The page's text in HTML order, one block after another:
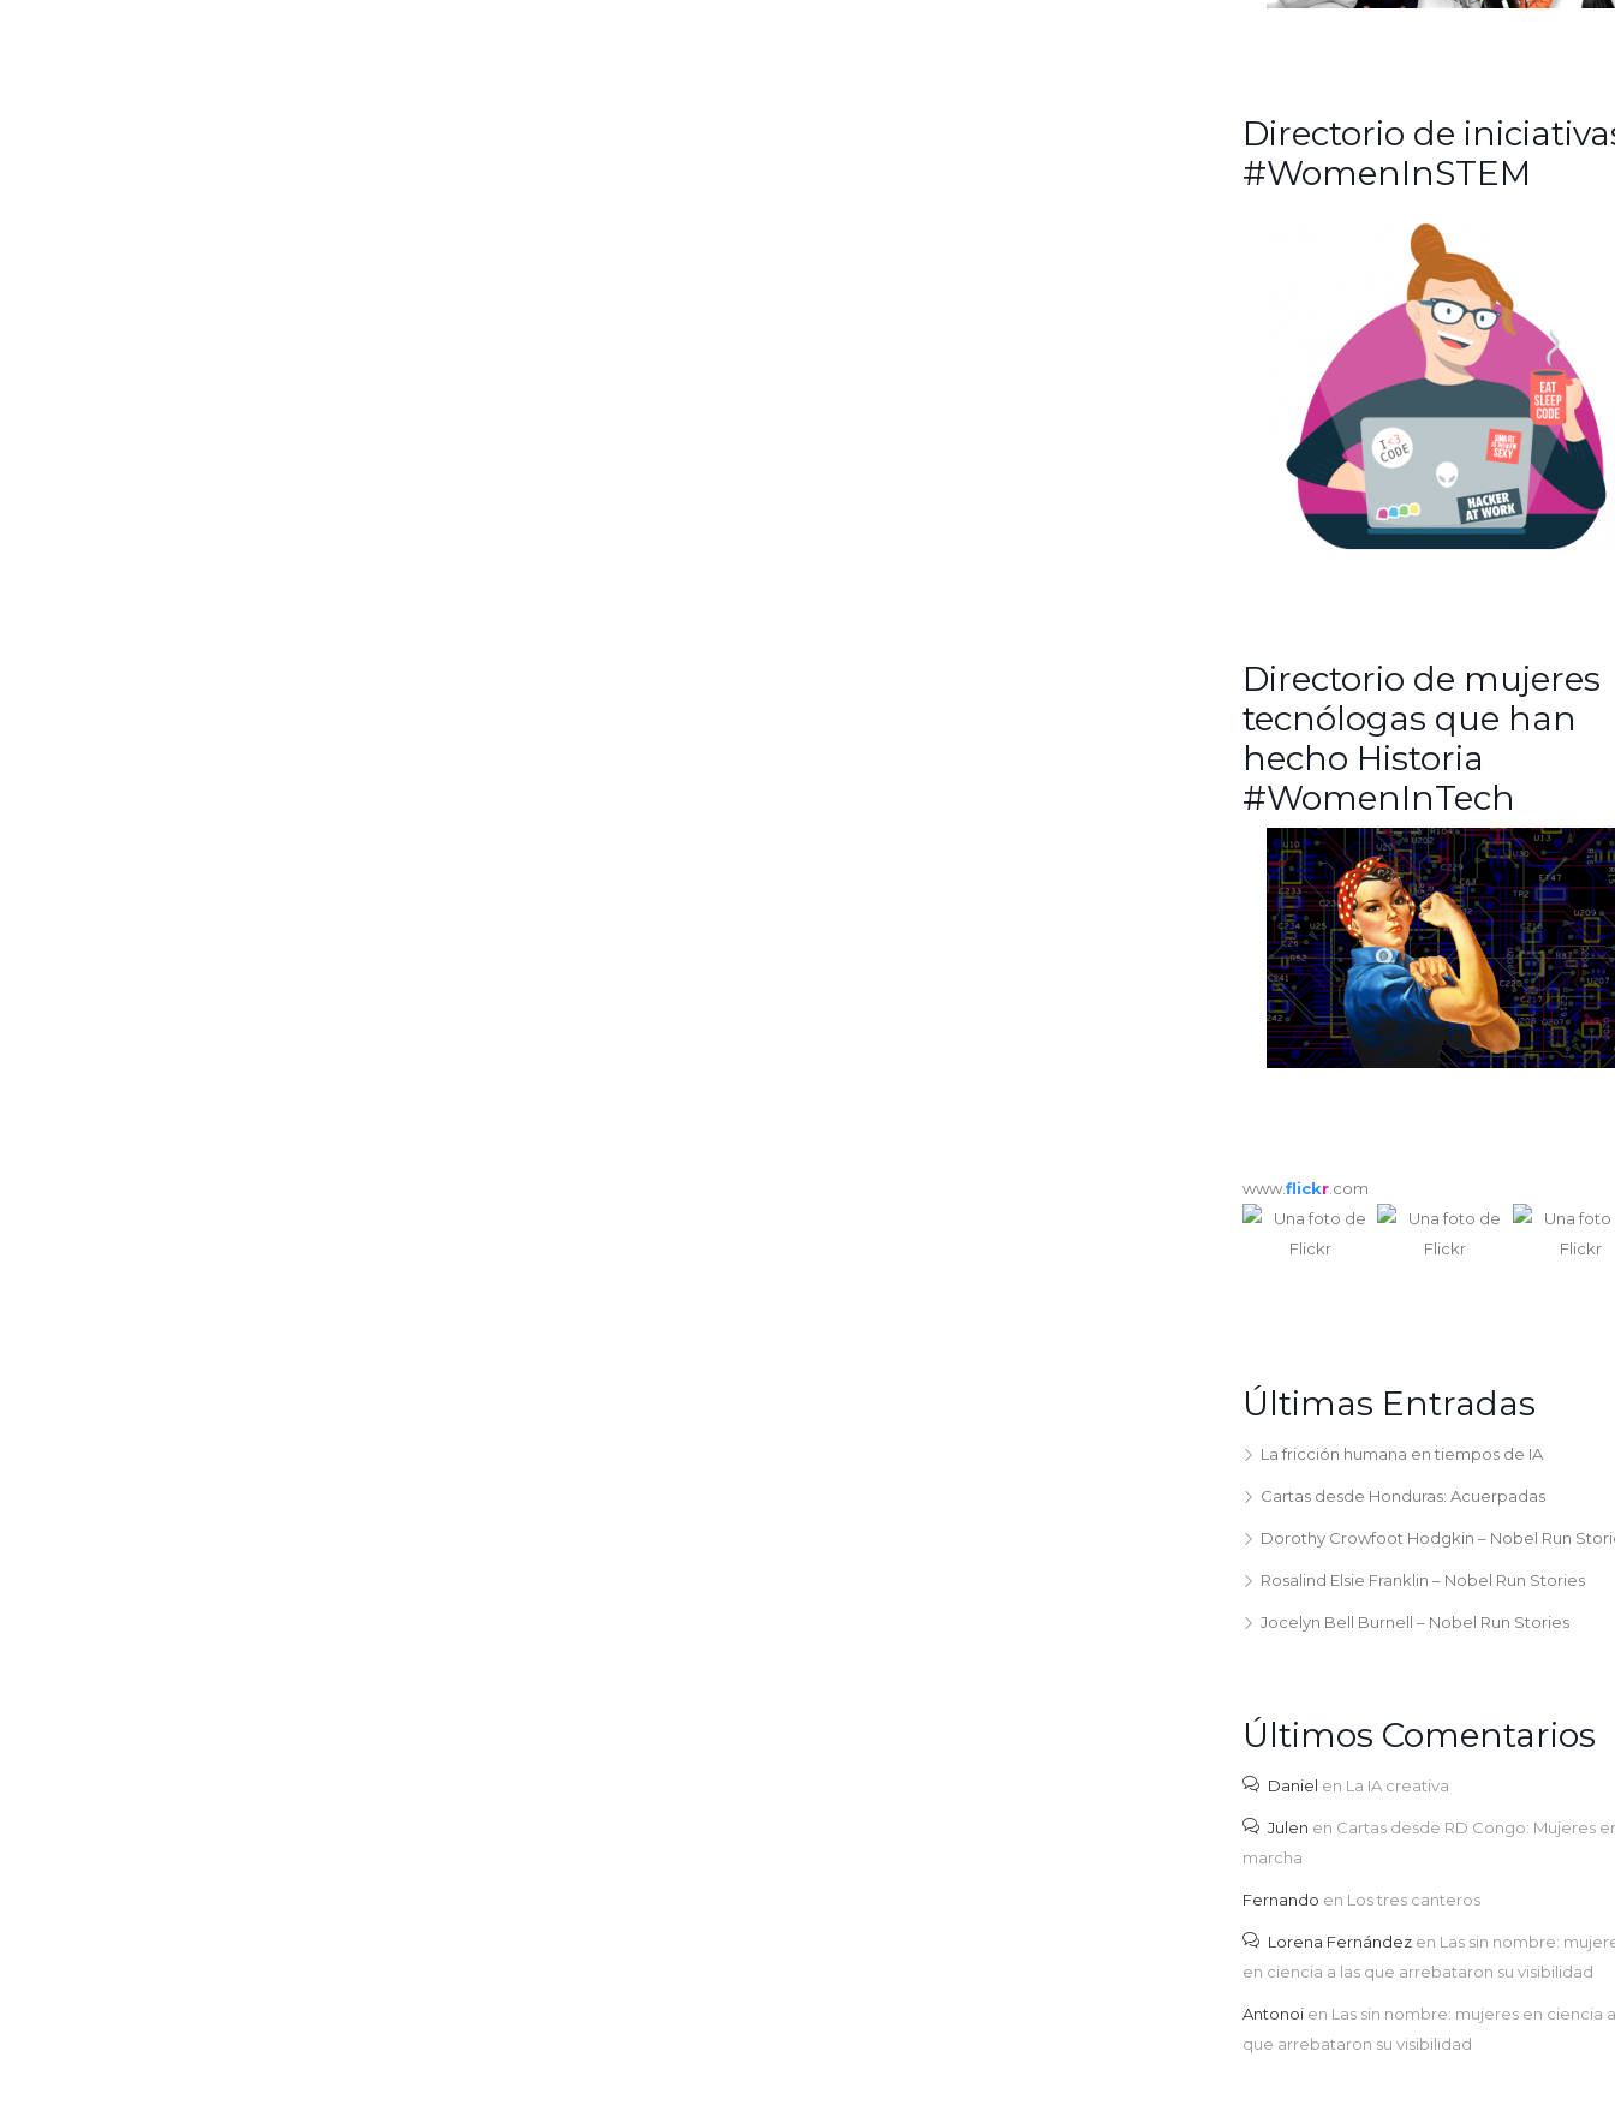
Directorio de
#WomenInSTEM
Directorio de mujeres
tecnólogas que han
hecho Historia
#WomenInTech
www.flickr .com
Últimas Entradas
La fricción humana en tiempos de IA
Cartas desde Honduras: Acuerpadas
Dorothy Crowfoot Hodgkin – Nobel Run
Rosalind Elsie Franklin – Nobel Run Stories
Jocelyn Bell Burnell – Nobel Run Stories
Últimos Comentarios
Daniel en La IA creativa
Julen en Cartas desde RD Congo: Mujeres
marcha
Fernando en Los tres canteros
Lorena Fernández en Las sin nombre:
en ciencia a las que arrebataron su visibilidad
Antonoi en Las sin nombre: mujeres en ciencia
que arrebataron su visibilidad